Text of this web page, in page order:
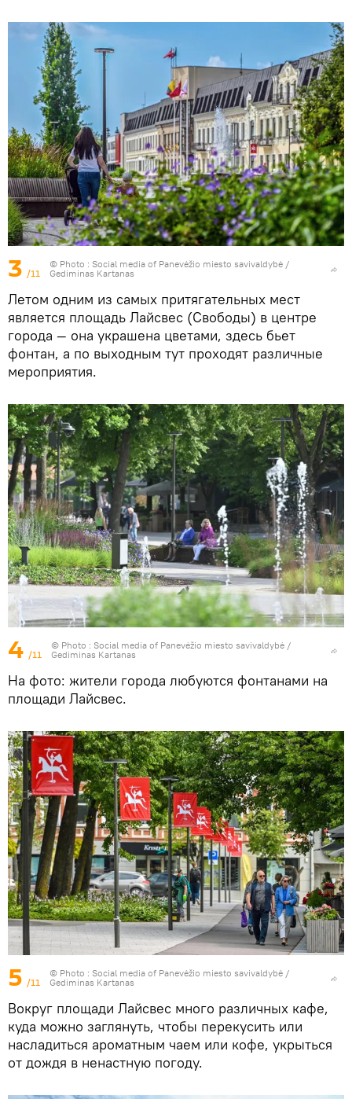
3 /11
© Photo : Social media of Panevėžio miesto savivaldybė /
Gediminas Kartanas
Летом одним из самых притягательных мест
является площадь Лайсвес (Свободы) в центре
города — она украшена цветами, здесь бьет
фонтан, а по выходным тут проходят различные
мероприятия.
4 /11
© Photo : Social media of Panevėžio miesto savivaldybė /
Gediminas Kartanas
На фото: жители города любуются фонтанами на
площади Лайсвес.
5 /11
© Photo : Social media of Panevėžio miesto savivaldybė /
Gediminas Kartanas
Вокруг площади Лайсвес много различных кафе,
куда можно заглянуть, чтобы перекусить или
насладиться ароматным чаем или кофе, укрыться
от дождя в ненастную погоду.